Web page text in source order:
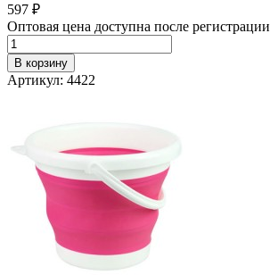
597 ₽
Оптовая цена доступна после регистрации
В корзину
Артикул: 4422